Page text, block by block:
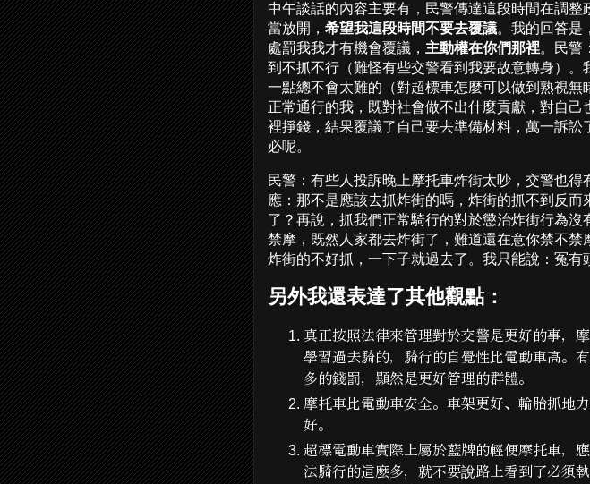
中午談話的內容主要有，民警傳達這段時間在調整
當放開， 希望我這段時間不要去覆議。我的回答是
處罰我我才有機會覆議， 主動權在你們那裡。民警
到不抓不行（難怪有些交警看到我要故意轉身）。
一點總不會太難的（對超標車怎麼可以做到熟視無
正常通行的我，既對社會做不出什麼貢獻，對自己
裡掙錢，結果覆議了自己要去準備材料，萬一訴訟
必呢。
民警：有些人投訴晚上摩托車炸街太吵，交警也得
應：那不是應該去抓炸街的嗎，炸街的抓不到反而
了？再說，抓我們正常騎行的對於懲治炸街行為沒
禁摩，既然人家都去炸街了，難道還在意你禁不禁
炸街的不好抓，一下子就過去了。我只能說：冤有
另外我還表達了其他觀點：
真正按照法律來管理對於交警是更好的事，
學習過去騎的，騎行的自覺性比電動車高。
多的錢罰，顯然是更好管理的群體。
摩托車比電動車安全。車架更好、輪胎抓地
好。
超標電動車實際上屬於藍牌的輕便摩托車，
法騎行的這麼多，就不要說路上看到了必須執